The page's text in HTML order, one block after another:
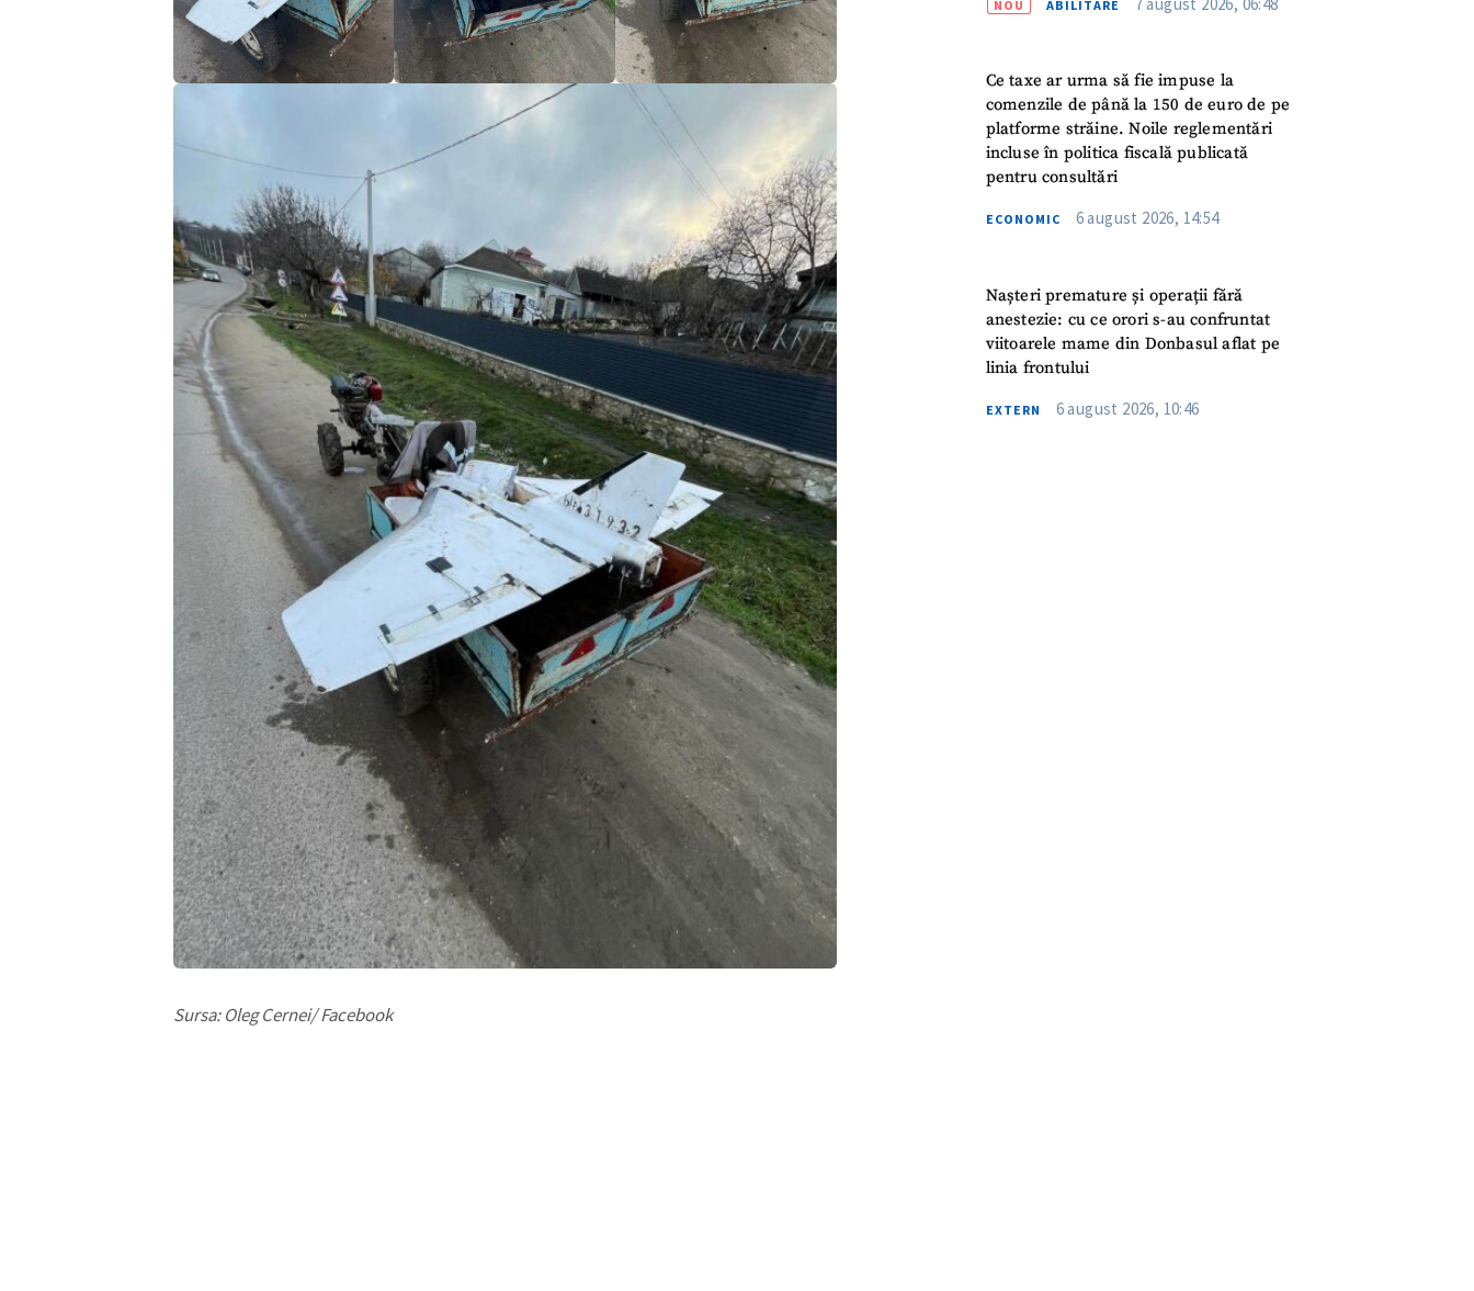
Sursa: Oleg Cernei/ Facebook
NOU ABILITARE
Ce taxe ar urma să fie impuse la
comenzile de până la 150 de euro de pe
platforme străine. Noile reglementări
incluse în politica fiscală publicată
pentru consultări
ECONOMIC 6 august 2026, 14:54
Nașteri premature și operații fără
anestezie: cu ce orori s-au confruntat
viitoarele mame din Donbasul aflat pe
linia frontului
EXTERN 6 august 2026, 10:46